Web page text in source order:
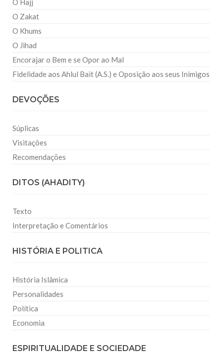
O Hajj
O Zakat
O Khums
O Jihad
Encorajar o Bem e se Opor ao Mal
Fidelidade aos Ahlul Bait (A.S.) e Oposição aos seus Inimigos
DEVOÇÕES
Súplicas
Visitações
Recomendações
DITOS (AHADITY)
Texto
Interpretação e Comentários
HISTÓRIA E POLITICA
História Islâmica
Personalidades
Política
Economia
ESPIRITUALIDADE E SOCIEDADE